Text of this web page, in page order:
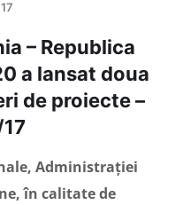
– Republica
a lansat doua
de proiecte –
Administrației
în calitate de